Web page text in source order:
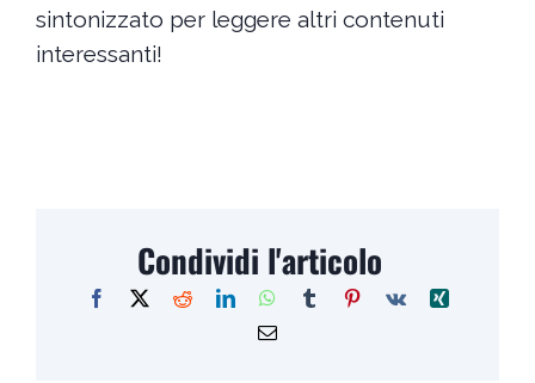
sintonizzato per leggere altri contenuti
interessanti!
Condividi l'articolo